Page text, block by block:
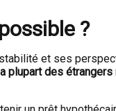
?
et ses
plupart des